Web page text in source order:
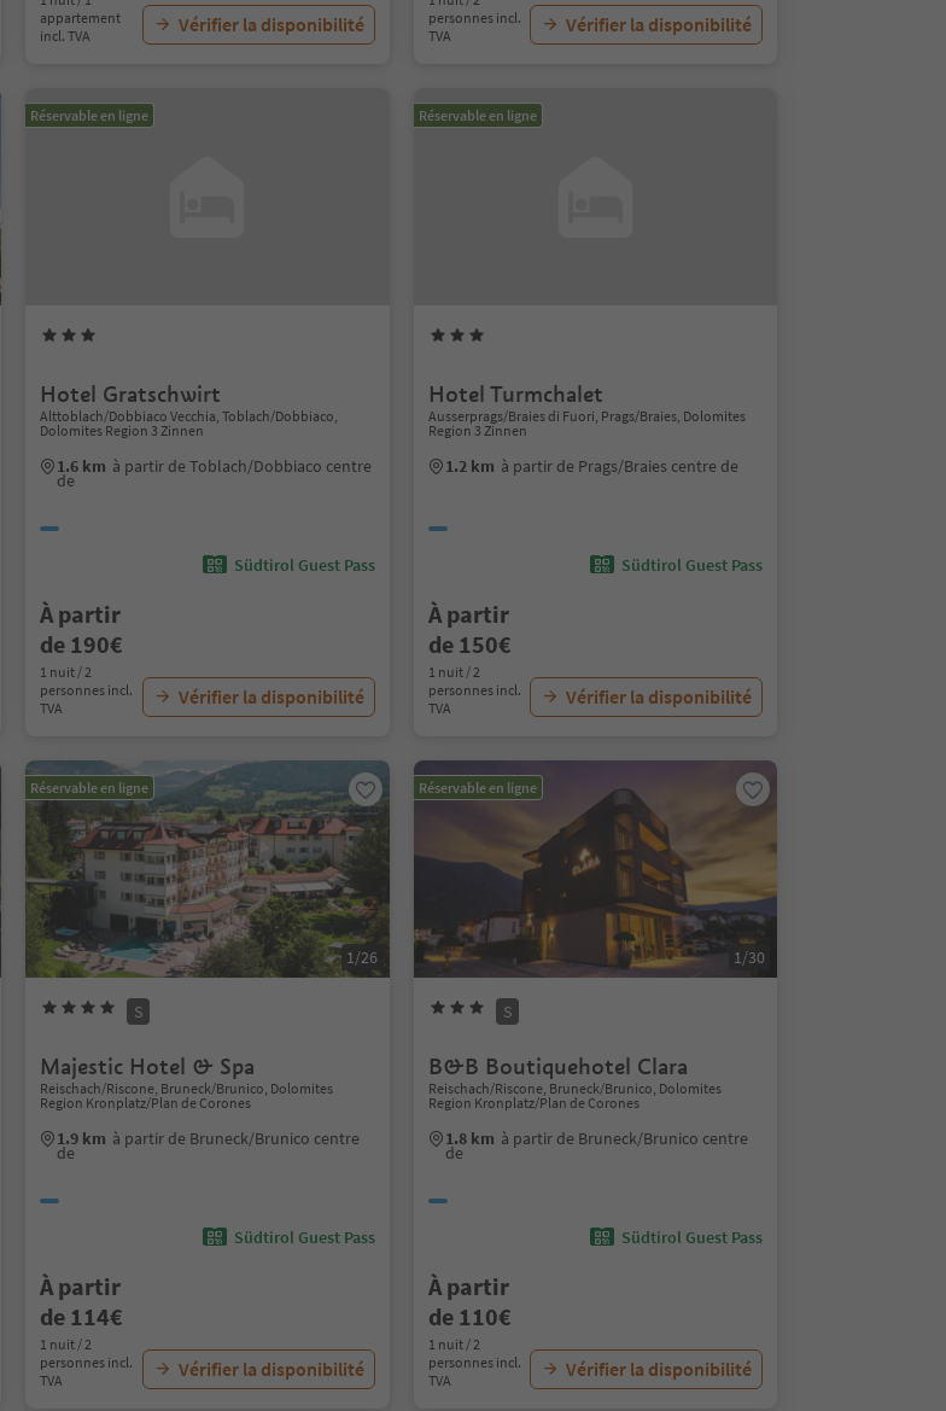
appartement
incl. TVA
Vérifier la disponibilité
personnes incl.
TVA
Vérifier la disponibilité
Réservable en ligne
Hotel Gratschwirt
Alttoblach/Dobbiaco Vecchia, Toblach/Dobbiaco,
Dolomites Region 3 Zinnen
1.6 km à partir de Toblach/Dobbiaco centre
de
Südtirol Guest Pass
À partir
de 190€
1 nuit / 2
personnes incl.
TVA
Vérifier la disponibilité
Réservable en ligne
Hotel Turmchalet
Ausserprags/Braies di Fuori, Prags/Braies, Dolomites
Region 3 Zinnen
1.2 km à partir de Prags/Braies centre de
Südtirol Guest Pass
À partir
de 150€
1 nuit / 2
personnes incl.
TVA
Vérifier la disponibilité
Réservable en ligne
1/26
S
Majestic Hotel & Spa
Reischach/Riscone, Bruneck/Brunico, Dolomites
Region Kronplatz/Plan de Corones
1.9 km à partir de Bruneck/Brunico centre
de
Südtirol Guest Pass
À partir
de 114€
1 nuit / 2
personnes incl.
TVA
Vérifier la disponibilité
Réservable en ligne
1/30
S
B&B Boutiquehotel Clara
Reischach/Riscone, Bruneck/Brunico, Dolomites
Region Kronplatz/Plan de Corones
1.8 km à partir de Bruneck/Brunico centre
de
Südtirol Guest Pass
À partir
de 110€
1 nuit / 2
personnes incl.
TVA
Vérifier la disponibilité